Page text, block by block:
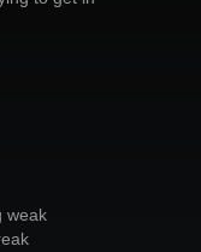
weak